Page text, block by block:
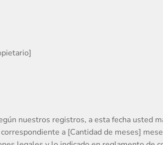
nuestros registros, a esta fecha usted
a [Cantidad de meses]